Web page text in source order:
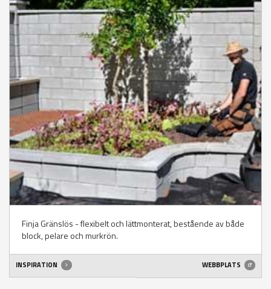
Finja Gränslös - flexibelt och lättmonterat, bestående av både
block, pelare och murkrön.
INSPIRATION WEBBPLATS